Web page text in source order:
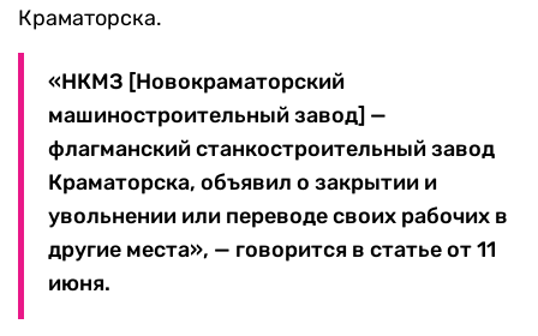
Краматорска.
«НКМЗ [Новокраматорский
машиностроительный завод] —
флагманский станкостроительный завод
Краматорска, объявил о закрытии и
увольнении или переводе своих рабочих в
другие места», — говорится в статье от 11
июня.